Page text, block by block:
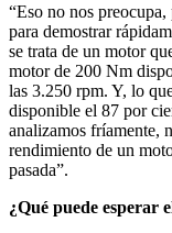
“Eso no nos
para demostrar
se trata de un motor
motor de 200 Nm
las 3.250 rpm. Y, lo
disponible el 87 por
analizamos fríamente,
rendimiento de un
pasada”.
¿Qué puede esperar